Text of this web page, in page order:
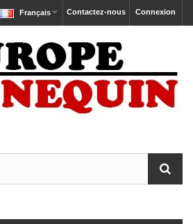
Connexion
Contactez-nous
Français